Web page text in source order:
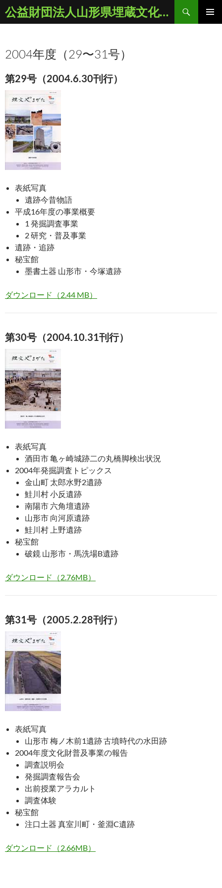
ン
ツ
ス
キ
プ
公益財団法人山形県埋蔵文化財センター
検
索
2004年度（29〜31号）
第29号（2004.6.30刊行）
表紙写真
遺跡今昔物語
平成16年度の事業概要
1 発掘調査事業
2 研究・普及事業
遺跡・追跡
秘宝館
墨書土器 山形市・今塚遺跡
ダウンロード（2.44 MB）
第30号（2004.10.31刊行）
表紙写真
酒田市 亀ヶ崎城跡二の丸橋脚検出状況
2004年発掘調査トピックス
金山町 太郎水野2遺跡
鮭川村 小反遺跡
南陽市 六角壇遺跡
山形市 向河原遺跡
鮭川村 上野遺跡
秘宝館
破鏡 山形市・馬洗場B遺跡
ダウンロード（2.76MB）
第31号（2005.2.28刊行）
表紙写真
山形市 梅ノ木前1遺跡 古墳時代の水田跡
2004年度文化財普及事業の報告
調査説明会
発掘調査報告会
出前授業アラカルト
調査体験
秘宝館
注口土器 真室川町・釜淵C遺跡
ダウンロード（2.66MB）